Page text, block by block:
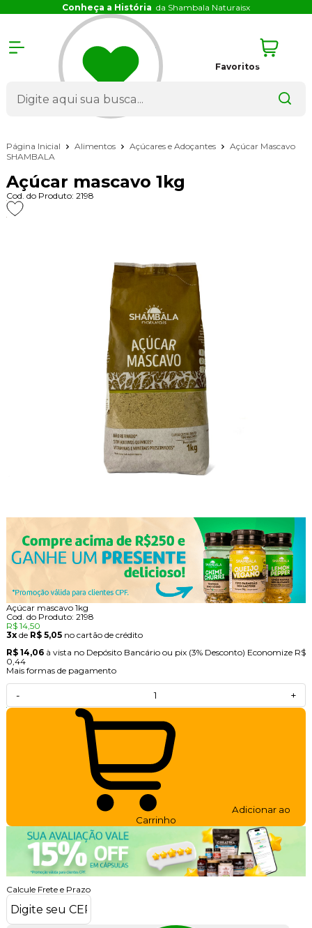
Conheça a História da Shambala Naturaisx
Favoritos
Página Inicial Alimentos Açúcares e Adoçantes
Açúcar Mascavo
SHAMBALA
Açúcar mascavo 1kg
Cod. do Produto: 2198
Açúcar mascavo 1kg
Cod. do Produto: 2198
R$ 14,50
3xde R$ 5,05 no cartão de crédito
R$ 14,06 à vista no Depósito Bancário ou pix (3% Desconto) Economize R$
0,44
Mais formas de pagamento
- +
Adicionar ao
Carrinho
Calcule Frete e Prazo